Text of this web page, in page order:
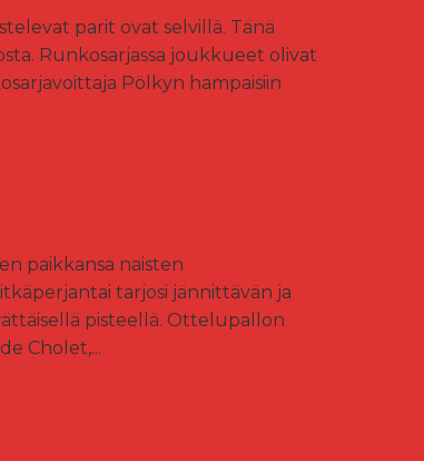
parit ovat selvillä. Tänä
Runkosarjassa joukkueet olivat
Pölkyn hampaisiin
paikkansa naisten
tarjosi jännittävän ja
pisteellä. Ottelupallon
Cholet,...